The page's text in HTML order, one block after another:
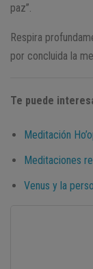
paz”.
Respira
por concluida la
Te puede
Meditación
Meditaciones
Venus y la